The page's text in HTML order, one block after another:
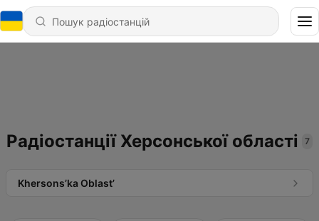
Радіостанції Херсонської області 7
Khersons’ka Oblast’